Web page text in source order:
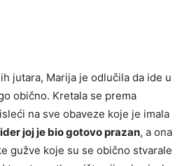
jutara, Marija je odlučila da ide u
obično. Kretala se prema
na sve obaveze koje je imala
joj je bio gotovo prazan, a ona
gužve koje su se obično stvarale